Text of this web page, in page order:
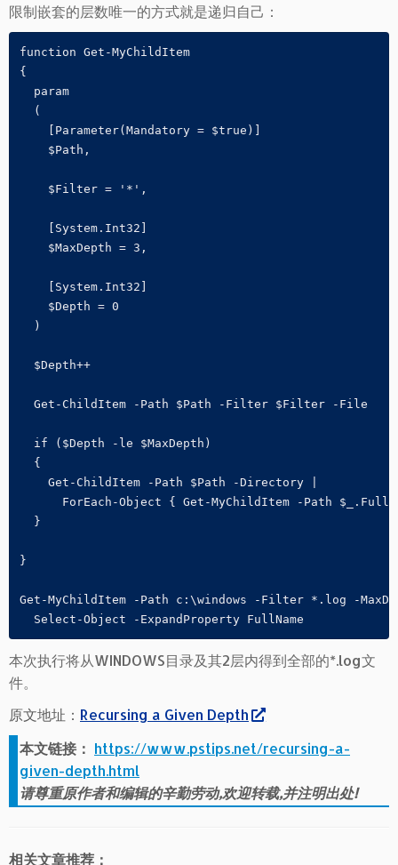
限制嵌套的层数唯一的方式就是递归自己：
function Get-MyChildItem
{
  param
  (
    [Parameter(Mandatory = $true)]
    $Path,
    $Filter = '*',
    [System.Int32]
    $MaxDepth = 3,
    [System.Int32]
    $Depth = 0
  )
  $Depth++
  Get-ChildItem -Path $Path -Filter $Filter -File
  if ($Depth -le $MaxDepth)
  {
    Get-ChildItem -Path $Path -Directory |
ForEach-Object { Get-MyChildItem -Path
  }
}
Get-MyChildItem -Path c:\windows -Filter *.log -
  Select-Object -ExpandProperty FullName
本次执行将从WINDOWS目录及其2层内得到全部的*.log文
件。
原文地址： Recursing a Given Depth
本文链接： https://www.pstips.net/recursing-a-
given-depth.html
请尊重原作者和编辑的辛勤劳动,欢迎转载,并注明出处!
相关文章推荐：